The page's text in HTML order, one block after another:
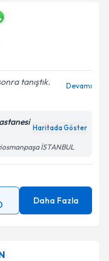
bilgilendireceğiz.
ilişkin
tanıştık.
Devamı
Haritada Göster
İSTANBUL
Daha Fazla